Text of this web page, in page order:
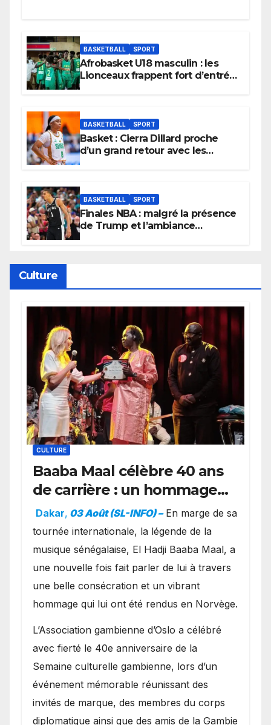
BASKETBALL SPORT
Afrobasket U18 masculin : les
Lionceaux frappent fort d’entrée
BASKETBALL SPORT
Basket : Cierra Dillard proche
d’un grand retour avec les
BASKETBALL SPORT
Finales NBA : malgré la présence
de Trump et l’ambiance
Culture
CULTURE
Baaba Maal célèbre 40 ans
de carrière : un hommage
exceptionnel à Oslo en
présence de la famille
royale.
Dakar, 03 Août (SL-INFO) – ​En marge de sa
tournée internationale, la légende de la
musique sénégalaise, El Hadji Baaba Maal, a
une nouvelle fois fait parler de lui à travers
une belle consécration et un vibrant
hommage qui lui ont été rendus en Norvège.
​L’Association gambienne d’Oslo a célébré
avec fierté le 40e anniversaire de la
Semaine culturelle gambienne, lors d’un
événement mémorable réunissant des
invités de marque, des membres du corps
diplomatique ainsi que des amis de la Gambie